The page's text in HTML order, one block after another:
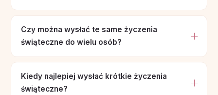
Czy można wysłać te same życzenia
świąteczne do wielu osób?
Kiedy najlepiej wysłać krótkie życzenia
świąteczne?